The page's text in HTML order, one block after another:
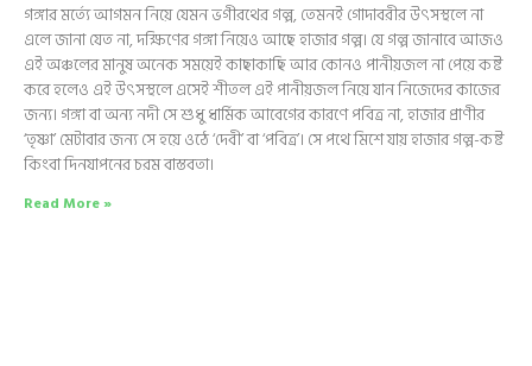
গঙ্গার মর্ত্যে আগমন নিয়ে যেমন ভগীরথের গল্প, তেমনই গোদাবরীর উৎসস্থলে না
এলে জানা যেত না, দক্ষিণের গঙ্গা নিয়েও আছে হাজার গল্প। যে গল্প জানাবে আজও
এই অঞ্চলের মানুষ অনেক সময়েই কাছাকাছি আর কোনও পানীয়জল না পেয়ে কষ্ট
করে হলেও এই উৎসস্থলে এসেই শীতল এই পানীয়জল নিয়ে যান নিজেদের কাজের
জন্য। গঙ্গা বা অন্য নদী সে শুধু ধার্মিক আবেগের কারণে পবিত্র না, হাজার প্রাণীর
‘তৃষ্ণা’ মেটাবার জন্য সে হয়ে ওঠে ‘দেবী’ বা ‘পবিত্র’। সে পথে মিশে যায় হাজার গল্প-কষ্ট
কিংবা দিনযাপনের চরম বাস্তবতা।
Read More »